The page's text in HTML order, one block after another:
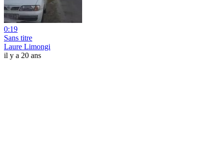
0:19
Sans titre
Laure Limongi
il y a 20 ans